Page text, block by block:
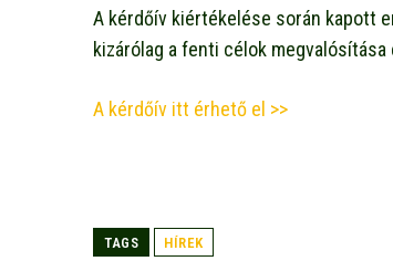
A kérdőív kiértékelése során kapott
kizárólag a fenti célok
A kérdőív itt érhető el >>
TAGS HÍREK